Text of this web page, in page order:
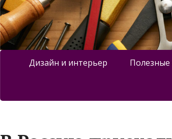
Дизайн и интерьер Полезные